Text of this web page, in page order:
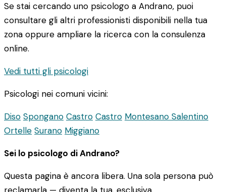
Se stai cercando uno psicologo a Andrano, puoi
consultare gli altri professionisti disponibili nella tua
zona oppure ampliare la ricerca con la consulenza
online.
Vedi tutti gli psicologi
Psicologi nei comuni vicini:
Diso Spongano Castro Castro Montesano Salentino
Ortelle Surano Miggiano
Sei lo psicologo di Andrano?
Questa pagina è ancora libera. Una sola persona può